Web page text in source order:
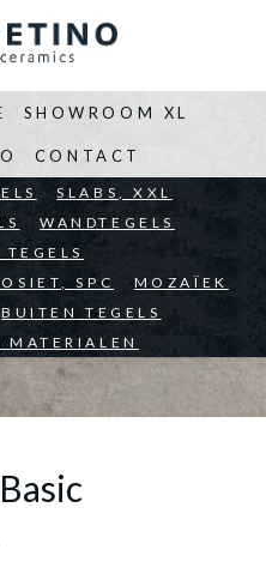
PARTICULIEREN
SLABS, XXL
WANDTEGELS
SPC
MOZAÏEK
BUITEN TEGELS
MATERIALEN
SHOWROOM XL
CONTACT